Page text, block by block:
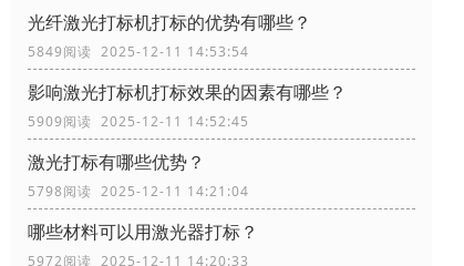
光纤激光打标机打标的优势有哪些？
5849阅读 2025-12-11 14:53:54
影响激光打标机打标效果的因素有哪些？
5909阅读 2025-12-11 14:52:45
激光打标有哪些优势？
5798阅读 2025-12-11 14:21:04
哪些材料可以用激光器打标？
5972阅读 2025-12-11 14:20:33